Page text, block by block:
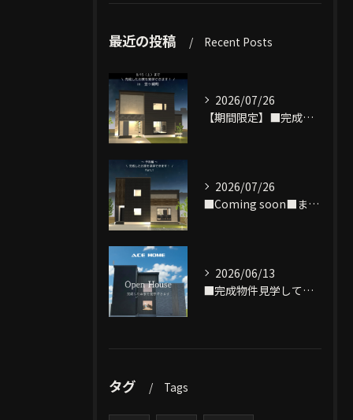
最近の投稿 Recent Posts
2026/07/26
【期間限定】■完成物件見学できます■
2026/07/26
■Coming soon■まもなく完成致します‼
2026/06/13
■完成物件見学してみませんか？■
タグ Tags